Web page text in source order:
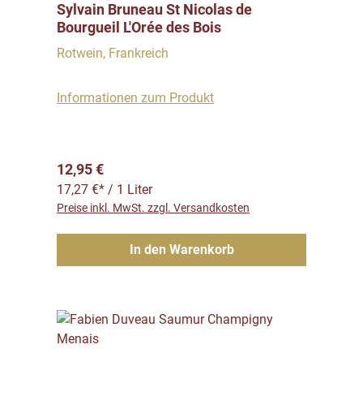
Sylvain Bruneau St Nicolas de
Bourgueil L'Orée des Bois
Rotwein, Frankreich
Informationen zum Produkt
Regulärer Preis:
12,95 €
17,27 €* / 1 Liter
Preise inkl. MwSt. zzgl. Versandkosten
In den Warenkorb